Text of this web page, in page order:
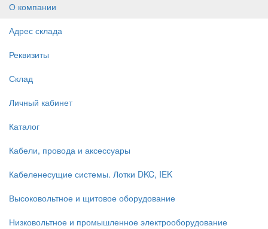
О компании
Адрес склада
Реквизиты
Склад
Личный кабинет
Каталог
Кабели, провода и аксессуары
Кабеленесущие системы. Лотки DKC, IEK
Высоковольтное и щитовое оборудование
Низковольтное и промышленное электрооборудование